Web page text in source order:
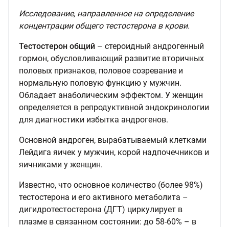
Исследование, направленное на определение
концентрации общего тестостерона в крови.
Тестостерон общий – стероидный андрогенный
гормон, обусловливающий развитие вторичных
половых признаков, половое созревание и
нормальную половую функцию у мужчин.
Обладает анаболическим эффектом. У женщин
определяется в репродуктивной эндокринологии
для диагностики избытка андрогенов.
Основной андроген, вырабатываемый клетками
Лейдига яичек у мужчин, корой надпочечников и
яичниками у женщин.
Известно, что основное количество (более 98%)
тестостерона и его активного метаболита –
дигидротестостерона (ДГТ) циркулирует в
плазме в связанном состоянии: до 58-60% – в